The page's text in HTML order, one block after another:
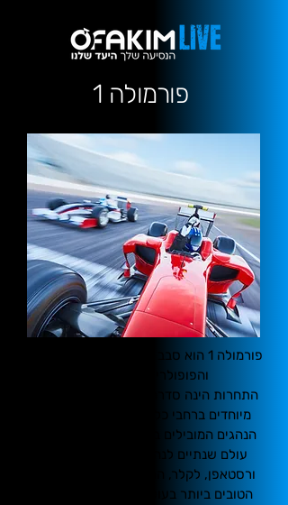
פורמולה 1
פורמולה 1 הוא סבב מרוצי המכוניות היוקרתי
והפופולרי ביותר בעולם.
התחרות הינה סדרה של מרוצים במסלולים
מיוחדים ברחבי כל העולם, בהם מתחרים
הנהגים המובילים בעולם על תארי אליפות
עולם שנתיים לנהגים יחידים ולקבוצות.
ורסטאפן, לקלר, המילטון ועוד הם הנהגים
הטובים ביותר בעולם אשר נמצאים בסבב